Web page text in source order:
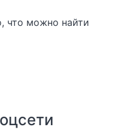
что можно найти